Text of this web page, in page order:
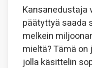
Kansanedustaja
päätyttyä saada
melkein
mieltä? Tämä
jolla käsittelin